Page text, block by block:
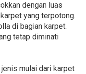
dengan luas
yang terpotong.
di bagian karpet.
tetap diminati
mulai dari karpet